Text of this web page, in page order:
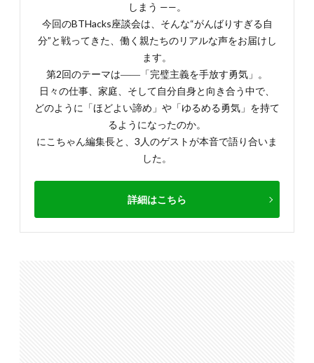
しまう ——。
今回のBTHacks座談会は、そんな“がんばりすぎる自
分”と戦ってきた、働く親たちのリアルな声をお届けし
ます。
第2回のテーマは――「完璧主義を手放す勇気」。
日々の仕事、家庭、そして自分自身と向き合う中で、
どのように「ほどよい諦め」や「ゆるめる勇気」を持て
るようになったのか。
にこちゃん編集長と、3人のゲストが本音で語り合いま
した。
詳細はこちら